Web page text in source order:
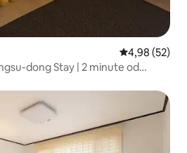
Prosječna
4,98 (52)
dong Stay | 2 minute od
| Čuvanje prtljage